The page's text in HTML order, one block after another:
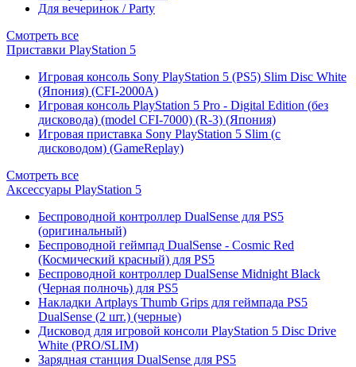
Для вечеринок / Party
Смотреть все
Приставки PlayStation 5
Игровая консоль Sony PlayStation 5 (PS5) Slim Disc White
(Япония) (CFI-2000A)
Игровая консоль PlayStation 5 Pro - Digital Edition (без
дисковода) (model CFI-7000) (R-3) (Япония)
Игровая приставка Sony PlayStation 5 Slim (с
дисководом) (GameReplay)
Смотреть все
Аксессуары PlayStation 5
Беспроводной контроллер DualSense для PS5
(оригинальный)
Беспроводной геймпад DualSense - Cosmic Red
(Космический красный) для PS5
Беспроводной контроллер DualSense Midnight Black
(Черная полночь) для PS5
Накладки Artplays Thumb Grips для геймпада PS5
DualSense (2 шт.) (черные)
Дисковод для игровой консоли PlayStation 5 Disc Drive
White (PRO/SLIM)
Зарядная станция DualSense для PS5